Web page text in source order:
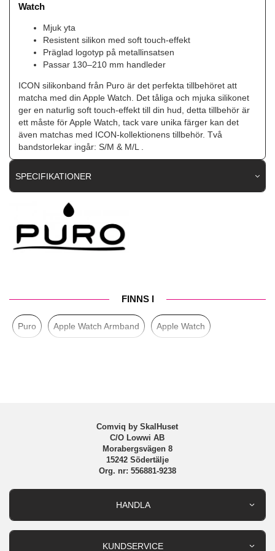
Watch
Mjuk yta
Resistent silikon med soft touch-effekt
Präglad logotyp på metallinsatsen
Passar 130–210 mm handleder
ICON silikonband från Puro är det perfekta tillbehöret att
matcha med din Apple Watch. Det tåliga och mjuka silikonet
ger en naturlig soft touch-effekt till din hud, detta tillbehör är
ett måste för Apple Watch, tack vare unika färger kan det
även matchas med ICON-kollektionens tillbehör. Två
bandstorlekar ingår: S/M & M/L .
SPECIFIKATIONER
Artikelnummer
Passar
till
Apple Watch 44mm, Apple Watch 45mm, Apple
Watch 46mm, Apple Watch Ultra 49mm
Färg Blå
Material
FINNS I
Puro Apple Watch Armband Apple Watch
Comviq by SkalHuset
C/O Lowwi AB
Morabergsvägen 8
15242 Södertälje
Org. nr: 556881-9238
HANDLA
KUNDSERVICE